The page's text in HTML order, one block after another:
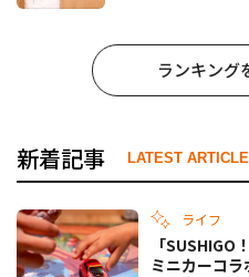
ランキング
新着記事 LATEST ARTICLE
ライフ
「
ミニカーコ